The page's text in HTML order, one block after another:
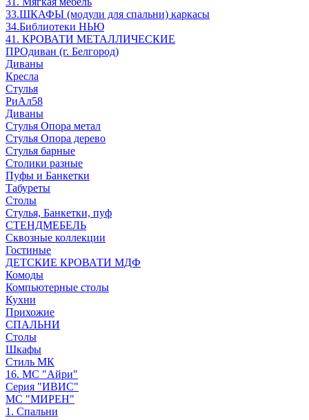
33.ШКАФЫ (модули для спальни) каркасы
34.Библиотеки НЬЮ
41. КРОВАТИ МЕТАЛЛИЧЕСКИЕ
ПРОдиван (г. Белгород)
Диваны
Кресла
Стулья
РиАл58
Диваны
Стулья Опора метал
Стулья Опора дерево
Стулья барные
Столики разные
Пуфы и Банкетки
Табуреты
Столы
Стулья, Банкетки, пуф
СТЕНДМЕБЕЛЬ
Сквозные коллекции
Гостиные
ДЕТСКИЕ КРОВАТИ МДФ
Комоды
Компьютерные столы
Кухни
Прихожие
СПАЛЬНИ
Столы
Шкафы
Стиль МК
16. МС "Айри"
Серия "ИВИС"
МС "МИРЕН"
1. Спальни